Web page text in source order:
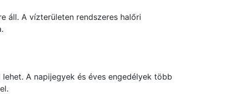
áll. A vízterületen rendszeres halőri
A napijegyek és éves engedélyek több